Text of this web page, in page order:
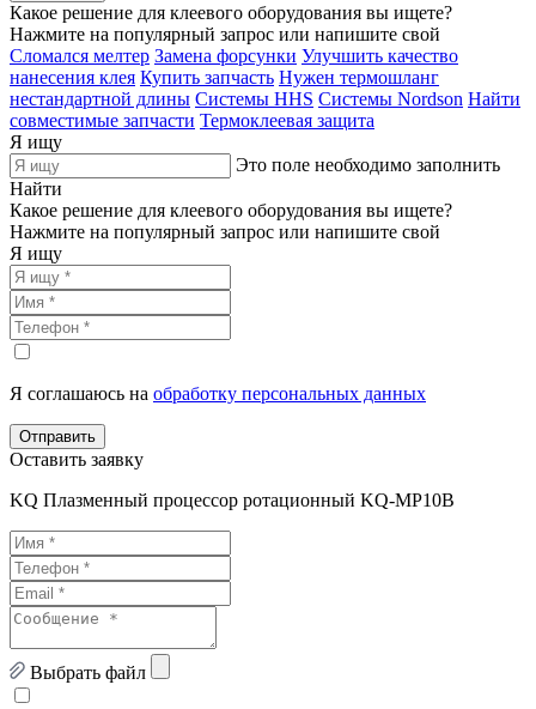
Какое решение для клеевого оборудования вы ищете?
Нажмите на популярный запрос или напишите свой
Сломался мелтер Замена форсунки Улучшить качество
нанесения клея Купить запчасть Нужен термошланг
нестандартной длины Системы HHS Системы Nordson Найти
совместимые запчасти Термоклеевая защита
Я ищу
Это поле необходимо заполнить
Найти
Какое решение для клеевого оборудования вы ищете?
Нажмите на популярный запрос или напишите свой
Я ищу
Я соглашаюсь на обработку персональных данных
Отправить
Оставить заявку
KQ Плазменный процессор ротационный KQ-MP10B
Выбрать файл